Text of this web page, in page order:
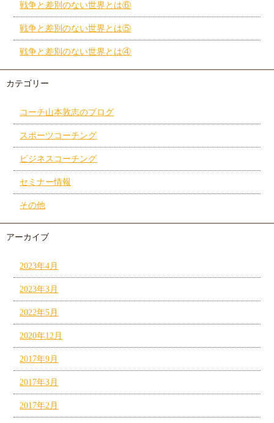
戦争と差別のない世界とは⑥
戦争と差別のない世界とは⑤
戦争と差別のない世界とは④
カテゴリー
コーチ山本敦志のブログ
スポーツコーチング
ビジネスコーチング
セミナー情報
その他
アーカイブ
2023年4月
2023年3月
2022年5月
2020年12月
2017年9月
2017年3月
2017年2月